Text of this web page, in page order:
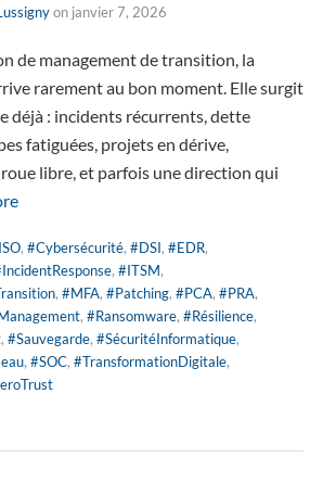
on janvier 7, 2026
de management de transition, la
rarement au bon moment. Elle surgit
déjà : incidents récurrents, dette
fatiguées, projets en dérive,
libre, et parfois une direction qui
, #Cybersécurité, #DSI, #EDR,
, #ITSM,
, #MFA, #Patching, #PCA, #PRA,
, #Ransomware, #Résilience,
, #Sauvegarde, #SécuritéInformatique,
, #SOC, #TransformationDigitale,